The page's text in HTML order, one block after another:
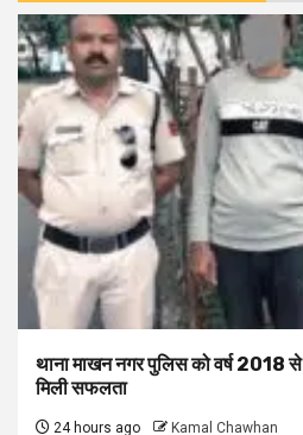
थाना माखन नगर पुलिस को वर्ष 2018
मिली सफलता
24 hours ago Kamal Chawhan